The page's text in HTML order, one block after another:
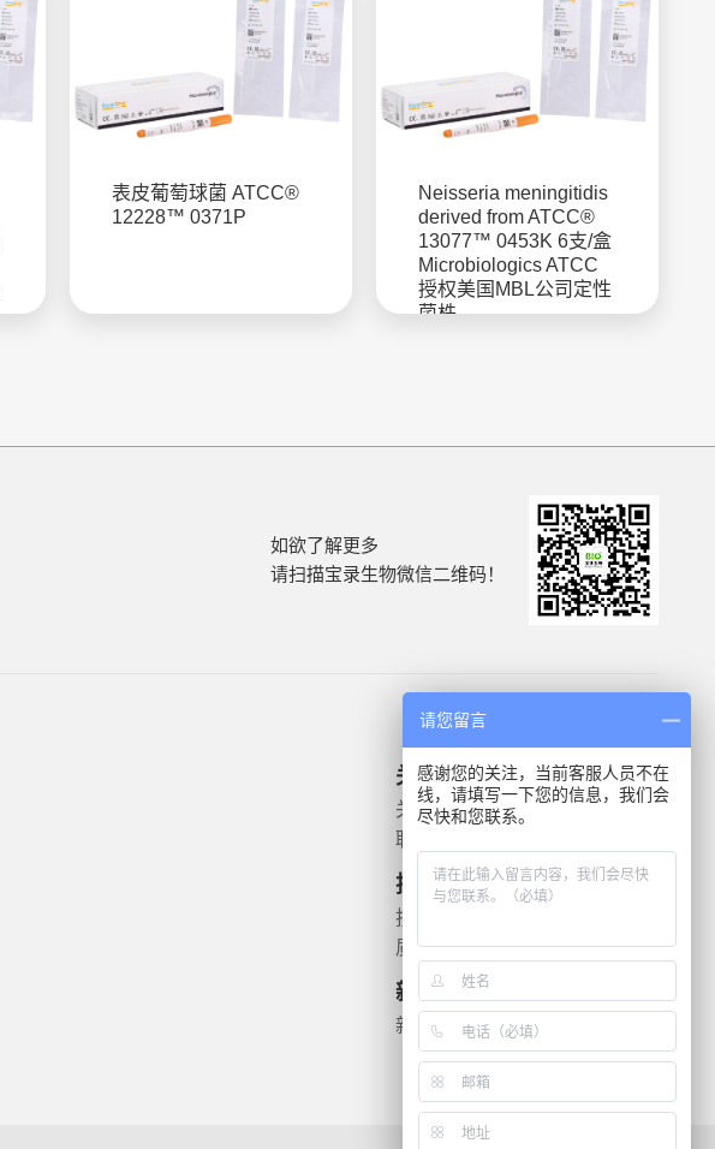
表皮葡萄球菌 ATCC®
12228™ 0371P
Neisseria meningitidis
derived from ATCC®
13077™ 0453K 6支/盒
Microbiologics ATCC
授权美国MBL公司定性
菌株
如欲了解更多
请扫描宝录生物微信二维码！
关于我们
关于我们
联系我们
技术支持
技术文档
质检报告
新闻资讯
新闻动态
产品信息
微生物质控菌株
遗传毒理
药敏检测
请您留言
感谢您的关注，当前客服人员不在
线，请填写一下您的信息，我们会
尽快和您联系。